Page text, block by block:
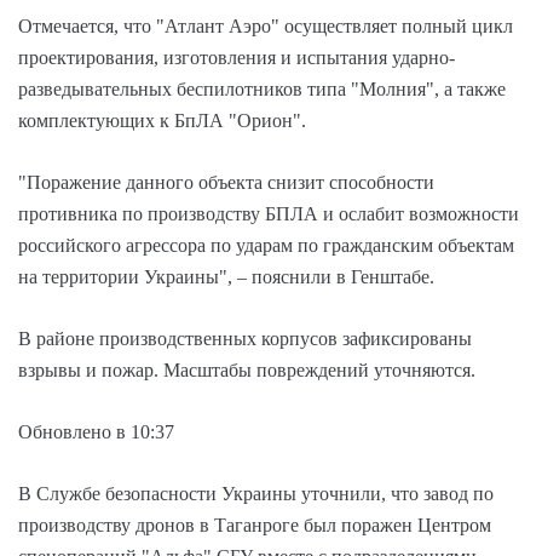
Отмечается, что "Атлант Аэро" осуществляет полный цикл
проектирования, изготовления и испытания ударно-
разведывательных беспилотников типа "Молния", а также
комплектующих к БпЛА "Орион".
"Поражение данного объекта снизит способности
противника по производству БПЛА и ослабит возможности
российского агрессора по ударам по гражданским объектам
на территории Украины", – пояснили в Генштабе.
В районе производственных корпусов зафиксированы
взрывы и пожар. Масштабы повреждений уточняются.
Обновлено в 10:37
В Службе безопасности Украины уточнили, что завод по
производству дронов в Таганроге был поражен Центром